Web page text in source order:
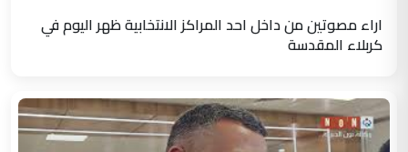
اراء مصوتين من داخل احد المراكز الانتخابية ظهر اليوم في
كربلاء المقدسة